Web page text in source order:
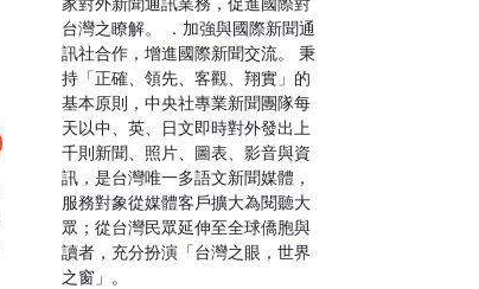
台灣之瞭解。 ．加強與國際新聞通
訊社合作，增進國際新聞交流。 秉
持「正確、領先、客觀、翔實」的
基本原則，中央社專業新聞團隊每
天以中、英、日文即時對外發出上
千則新聞、照片、圖表、影音與資
訊，是台灣唯一多語文新聞媒體，
服務對象從媒體客戶擴大為閱聽大
眾；從台灣民眾延伸至全球僑胞與
讀者，充分扮演「台灣之眼，世界
之窗」。